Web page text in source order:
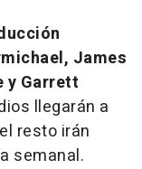
James
y Garrett
llegarán a
resto irán
semanal.